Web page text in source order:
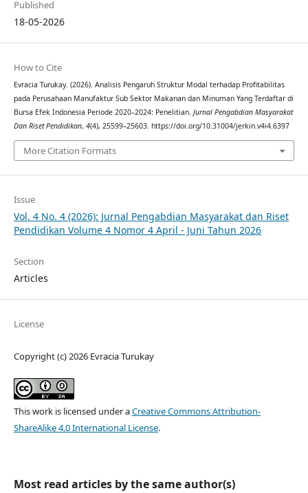
Published
18-05-2026
How to Cite
Evracia Turukay. (2026). Analisis Pengaruh Struktur Modal terhadap Profitabilitas
pada Perusahaan Manufaktur Sub Sektor Makanan dan Minuman Yang Terdaftar di
Bursa Efek Indonesia Periode 2020–2024: Penelitian. Jurnal Pengabdian Masyarakat
Dan Riset Pendidikan, 4(4), 25599–25603. https://doi.org/10.31004/jerkin.v4i4.6397
More Citation Formats
Issue
Vol. 4 No. 4 (2026): Jurnal Pengabdian Masyarakat dan Riset
Pendidikan Volume 4 Nomor 4 April - Juni Tahun 2026
Section
Articles
License
Copyright (c) 2026 Evracia Turukay
This work is licensed under aCreative Commons Attribution-
ShareAlike 4.0 International License.
Most read articles by the same author(s)